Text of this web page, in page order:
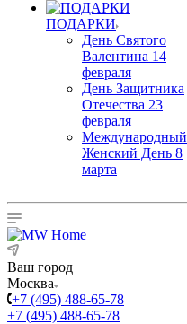
ПОДАРКИ
День Святого
Валентина 14
февраля
День Защитника
Отечества 23
февраля
Международный
Женский День 8
марта
Ваш город
Москва
+7 (495) 488-65-78
+7 (495) 488-65-78